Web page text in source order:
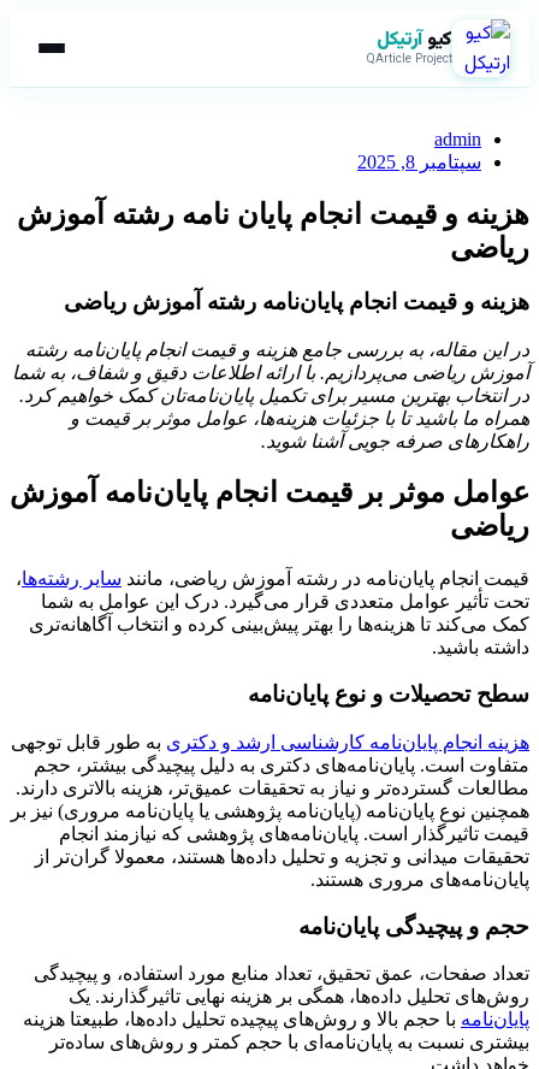
کیوآرتیکل
QArticle Project
admin
سپتامبر 8, 2025
هزینه و قیمت انجام پایان نامه رشته آموزش
ریاضی
هزینه و قیمت انجام پایان‌نامه رشته آموزش ریاضی
در این مقاله، به بررسی جامع هزینه و قیمت انجام پایان‌نامه رشته
آموزش ریاضی می‌پردازیم. با ارائه اطلاعات دقیق و شفاف، به شما
در انتخاب بهترین مسیر برای تکمیل پایان‌نامه‌تان کمک خواهیم کرد.
همراه ما باشید تا با جزئیات هزینه‌ها، عوامل موثر بر قیمت و
راهکارهای صرفه جویی آشنا شوید.
عوامل موثر بر قیمت انجام پایان‌نامه آموزش
ریاضی
قیمت انجام پایان‌نامه در رشته آموزش ریاضی، مانند سایر رشته‌ها،
تحت تأثیر عوامل متعددی قرار می‌گیرد. درک این عوامل به شما
کمک می‌کند تا هزینه‌ها را بهتر پیش‌بینی کرده و انتخاب آگاهانه‌تری
داشته باشید.
سطح تحصیلات و نوع پایان‌نامه
هزینه انجام پایان‌نامه کارشناسی ارشد و دکتری به طور قابل توجهی
متفاوت است. پایان‌نامه‌های دکتری به دلیل پیچیدگی بیشتر، حجم
مطالعات گسترده‌تر و نیاز به تحقیقات عمیق‌تر، هزینه بالاتری دارند.
همچنین نوع پایان‌نامه (پایان‌نامه پژوهشی یا پایان‌نامه مروری) نیز بر
قیمت تاثیرگذار است. پایان‌نامه‌های پژوهشی که نیازمند انجام
تحقیقات میدانی و تجزیه و تحلیل داده‌ها هستند، معمولا گران‌تر از
پایان‌نامه‌های مروری هستند.
حجم و پیچیدگی پایان‌نامه
تعداد صفحات، عمق تحقیق، تعداد منابع مورد استفاده، و پیچیدگی
روش‌های تحلیل داده‌ها، همگی بر هزینه نهایی تاثیرگذارند. یک
پایان‌نامه با حجم بالا و روش‌های پیچیده تحلیل داده‌ها، طبیعتا هزینه
بیشتری نسبت به پایان‌نامه‌ای با حجم کمتر و روش‌های ساده‌تر